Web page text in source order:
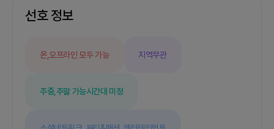
선호 정보
온,오프라인 모두 가능 지역무관
주중,주말 가능시간대 미정